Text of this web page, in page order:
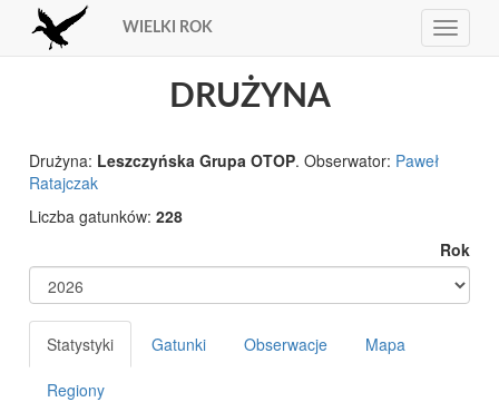
Toggle
WIELKI ROK
DRUŻYNA
Drużyna: Leszczyńska Grupa OTOP. Obserwator: Paweł
Ratajczak
Liczba gatunków:228
Rok
Statystyki Gatunki Obserwacje Mapa
Regiony